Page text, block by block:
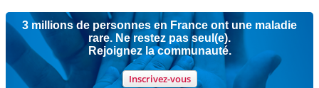
3 millions de personnes en France ont une maladie
rare. Ne restez pas seul(e).
Rejoignez la communauté.
Inscrivez-vous